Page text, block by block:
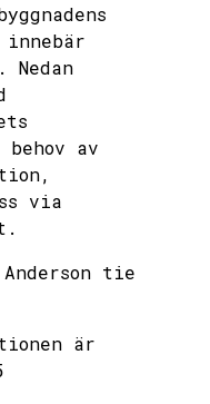
Nedan
av
via
tie
är